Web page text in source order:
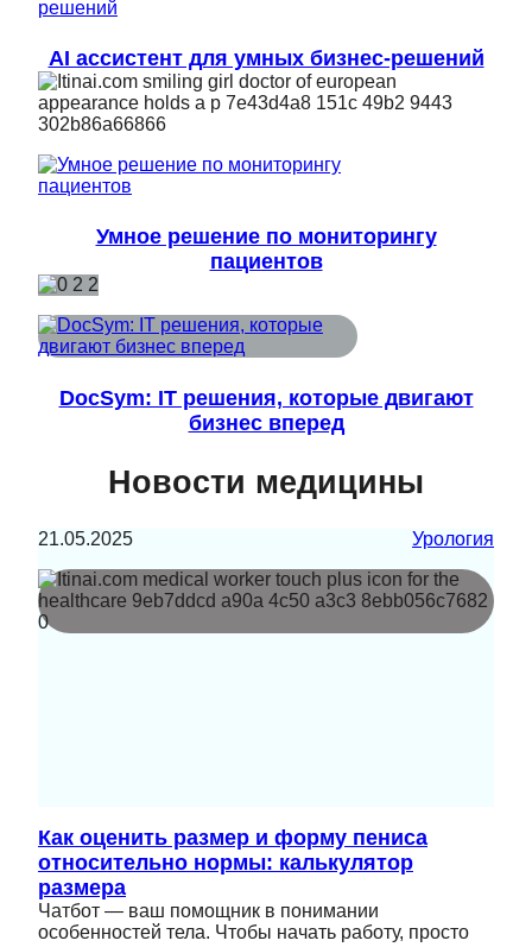
AI ассистент для умных бизнес-решений
Умное решение по мониторингу
пациентов
DocSym: IT решения, которые двигают
бизнес вперед
Новости медицины
21.05.2025 Урология
Как оценить размер и форму пениса
относительно нормы: калькулятор
размера
Чатбот — ваш помощник в понимании
особенностей тела. Чтобы начать работу, просто